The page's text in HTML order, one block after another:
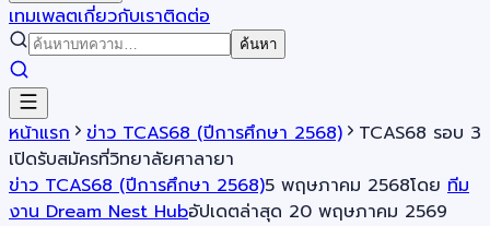
เทมเพลตเกี่ยวกับเราติดต่อ
ค้นหา
หน้าแรก ข่าว TCAS68 (ปีการศึกษา 2568)
TCAS68 รอบ 3
เปิดรับสมัครที่วิทยาลัยศาลายา
ข่าว TCAS68 (ปีการศึกษา 2568)5 พฤษภาคม 2568โดย ทีม
งาน Dream Nest Hubอัปเดตล่าสุด 20 พฤษภาคม 2569